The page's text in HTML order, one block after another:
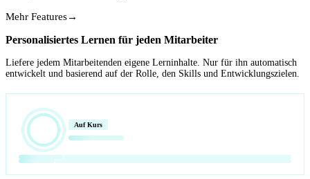
Mehr Features→
Personalisiertes Lernen für jeden Mitarbeiter
Liefere jedem Mitarbeitenden eigene Lerninhalte. Nur für ihn automatisch
entwickelt und basierend auf der Rolle, den Skills und Entwicklungszielen.
Auf Kurs